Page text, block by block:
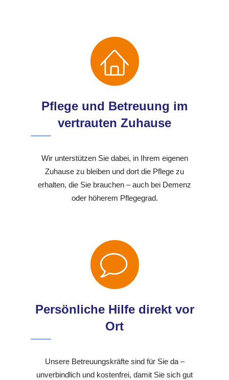
Pflege und Betreuung im
vertrauten Zuhause
Wir unterstützen Sie dabei, in Ihrem eigenen
Zuhause zu bleiben und dort die Pflege zu
erhalten, die Sie brauchen – auch bei Demenz
oder höherem Pflegegrad.
Persönliche Hilfe direkt vor
Ort
Unsere Betreuungskräfte sind für Sie da –
unverbindlich und kostenfrei, damit Sie sich gut